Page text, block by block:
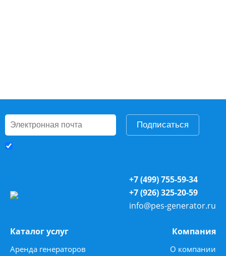
Подписаться
+7 (499) 755-59-34
+7 (926) 325-20-59
info@pes-generator.ru
Каталог услуг
Аренда генераторов
Компания
О компании